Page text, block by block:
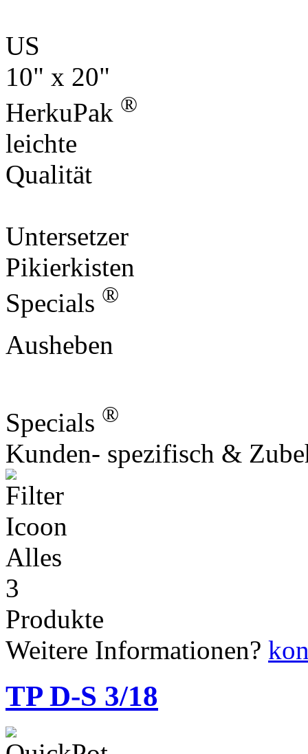
US
10" x 20"
HerkuPak ®
leichte
Qualität
Untersetzer
Pikierkisten
Specials ®
Ausheben
Specials ®
Kunden- spezifisch &
Alles
3
Produkte
Weitere Informationen?
TP D-S 3/18